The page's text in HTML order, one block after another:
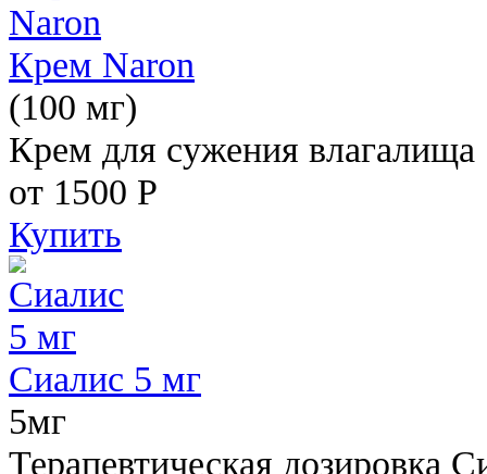
Крем Naron
(100 мг)
Крем для сужения влагалища
от 1500 Р
Купить
Сиалис 5 мг
5мг
Терапевтическая дозировка